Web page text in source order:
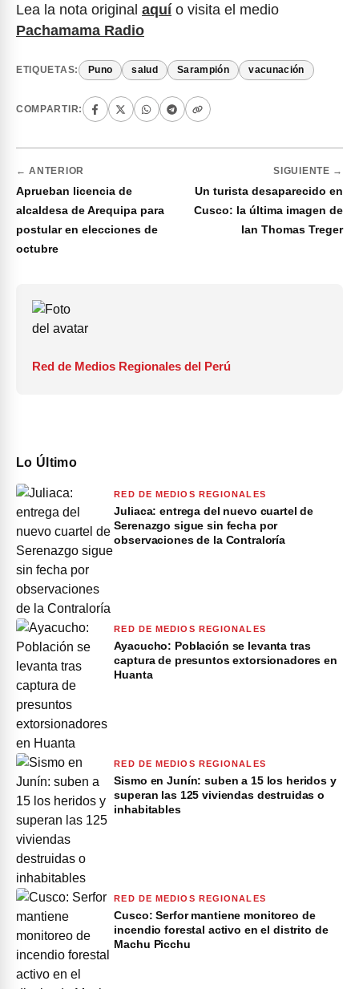
Lea la nota original aquío visita el medio
Pachamama Radio
ETIQUETAS: Puno salud Sarampión vacunación
COMPARTIR:
← ANTERIOR
Aprueban licencia de
alcaldesa de Arequipa para
postular en elecciones de
octubre
SIGUIENTE →
Un turista desaparecido en
Cusco: la última imagen de
Ian Thomas Treger
Red de Medios Regionales del Perú
Lo Último
RED DE MEDIOS REGIONALES
Juliaca: entrega del nuevo cuartel de
Serenazgo sigue sin fecha por
observaciones de la Contraloría
RED DE MEDIOS REGIONALES
Ayacucho: Población se levanta tras
captura de presuntos extorsionadores en
Huanta
RED DE MEDIOS REGIONALES
Sismo en Junín: suben a 15 los heridos y
superan las 125 viviendas destruidas o
inhabitables
RED DE MEDIOS REGIONALES
Cusco: Serfor mantiene monitoreo de
incendio forestal activo en el distrito de
Machu Picchu